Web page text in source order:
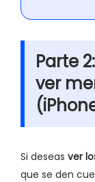
Parte
ver
Si deseas ver
que se den